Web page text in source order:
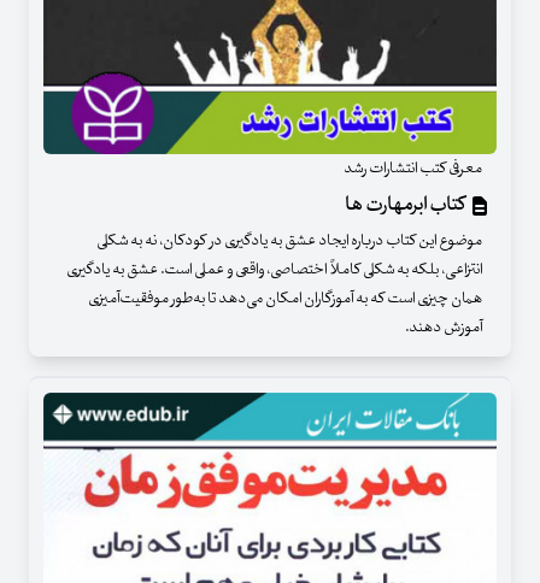
معرفی کتب انتشارات رشد
کتاب ابرمهارت ها
موضوع این کتاب درباره ایجاد عشق به یادگیری در کودکان، نه به شکلی
انتزاعی، بلکه به شکلی کاملاً اختصاصی، واقعی و عملی است. عشق به یادگیری
همان چیزی است که به آموزگاران امکان می‌دهد تا به‌طور موفقیت‌آمیزی
آموزش دهند.